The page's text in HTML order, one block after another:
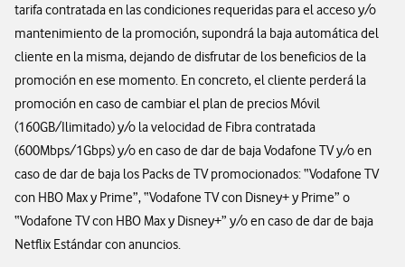
tarifa contratada en las condiciones requeridas para el acceso y/o
mantenimiento de la promoción, supondrá la baja automática del
cliente en la misma, dejando de disfrutar de los beneficios de la
promoción en ese momento. En concreto, el cliente perderá la
promoción en caso de cambiar el plan de precios Móvil
(160GB/Ilimitado) y/o la velocidad de Fibra contratada
(600Mbps/1Gbps) y/o en caso de dar de baja Vodafone TV y/o en
caso de dar de baja los Packs de TV promocionados: “Vodafone TV
con HBO Max y Prime”, “Vodafone TV con Disney+ y Prime” o
“Vodafone TV con HBO Max y Disney+” y/o en caso de dar de baja
Netflix Estándar con anuncios.